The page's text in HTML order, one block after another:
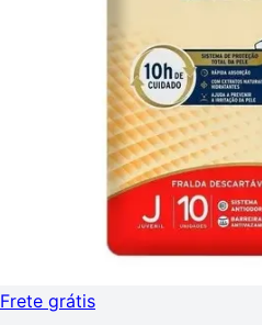
Frete grátis